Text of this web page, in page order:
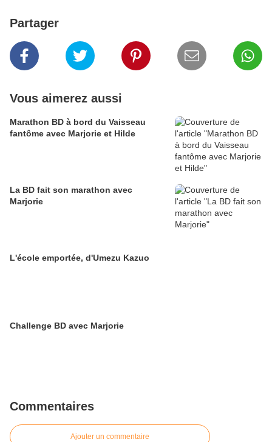
Partager
Vous aimerez aussi
Marathon BD à bord du Vaisseau
fantôme avec Marjorie et Hilde
La BD fait son marathon avec
Marjorie
L'école emportée, d'Umezu Kazuo
Challenge BD avec Marjorie
Commentaires
Ajouter un commentaire